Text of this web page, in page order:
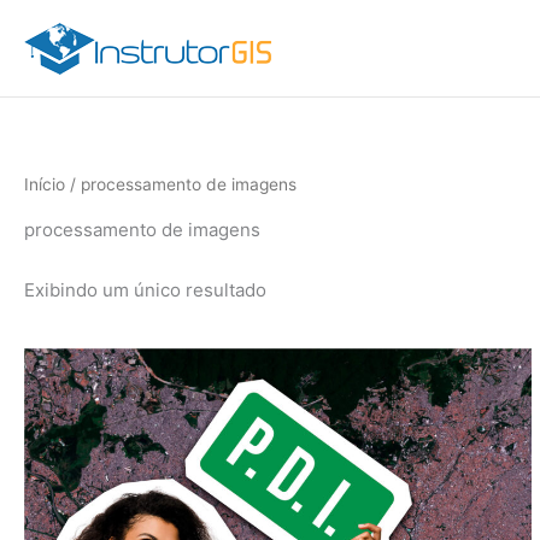
para
conteúdo
Início / processamento de imagens
processamento de imagens
Exibindo um único resultado